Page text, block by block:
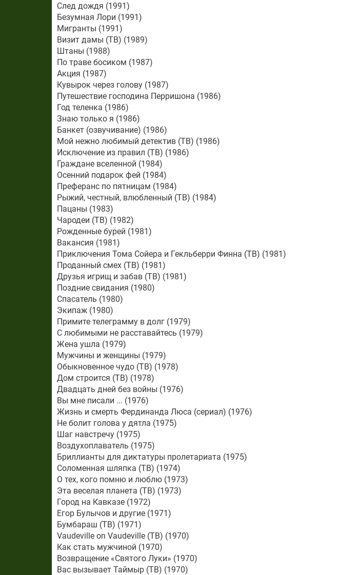
След дождя (1991)
Безумная Лори (1991)
Мигранты (1991)
Визит дамы (ТВ) (1989)
Штаны (1988)
По траве босиком (1987)
Акция (1987)
Кувырок через голову (1987)
Путешествие господина Перришона (1986)
Год теленка (1986)
Знаю только я (1986)
Банкет (озвучивание) (1986)
Мой нежно любимый детектив (ТВ) (1986)
Исключение из правил (ТВ) (1986)
Граждане вселенной (1984)
Осенний подарок фей (1984)
Преферанс по пятницам (1984)
Рыжий, честный, влюбленный (ТВ) (1984)
Пацаны (1983)
Чародеи (ТВ) (1982)
Рожденные бурей (1981)
Вакансия (1981)
Приключения Тома Сойера и Гекльберри Финна (ТВ) (1981)
Проданный смех (ТВ) (1981)
Друзья игрищ и забав (ТВ) (1981)
Поздние свидания (1980)
Спасатель (1980)
Экипаж (1980)
Примите телеграмму в долг (1979)
С любимыми не расставайтесь (1979)
Жена ушла (1979)
Мужчины и женщины (1979)
Обыкновенное чудо (ТВ) (1978)
Дом строится (ТВ) (1978)
Двадцать дней без войны (1976)
Вы мне писали ... (1976)
Жизнь и смерть Фердинанда Люса (сериал) (1976)
Не болит голова у дятла (1975)
Шаг навстречу (1975)
Воздухоплаватель (1975)
Бриллианты для диктатуры пролетариата (1975)
Соломенная шляпка (ТВ) (1974)
О тех, кого помню и люблю (1973)
Эта веселая планета (ТВ) (1973)
Город на Кавказе (1972)
Егор Булычов и другие (1971)
Бумбараш (ТВ) (1971)
Vaudeville on Vaudeville (ТВ) (1970)
Как стать мужчиной (1970)
Возвращение «Святого Луки» (1970)
Вас вызывает Таймыр (ТВ) (1970)